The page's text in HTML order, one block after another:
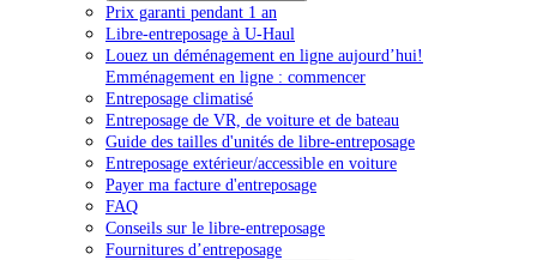
Prix garanti pendant 1 an
Libre-entreposage à U-Haul
Louez un déménagement en ligne aujourd’hui!
Emménagement en ligne : commencer
Entreposage climatisé
Entreposage de VR, de voiture et de bateau
Guide des tailles d'unités de libre-entreposage
Entreposage extérieur/accessible en voiture
Payer ma facture d'entreposage
FAQ
Conseils sur le libre-entreposage
Fournitures d’entreposage